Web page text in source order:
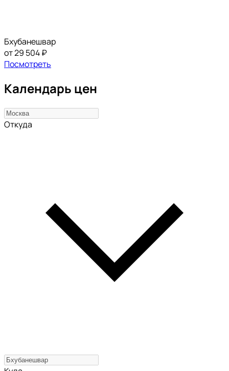
Бхубанешвар
от 29 504 ₽
Посмотреть
Календарь цен
Откуда